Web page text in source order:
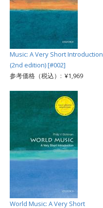
Music: A Very Short Introduction
(2nd edition) [#002]
参考価格（税込）: ¥1,969
World Music: A Very Short